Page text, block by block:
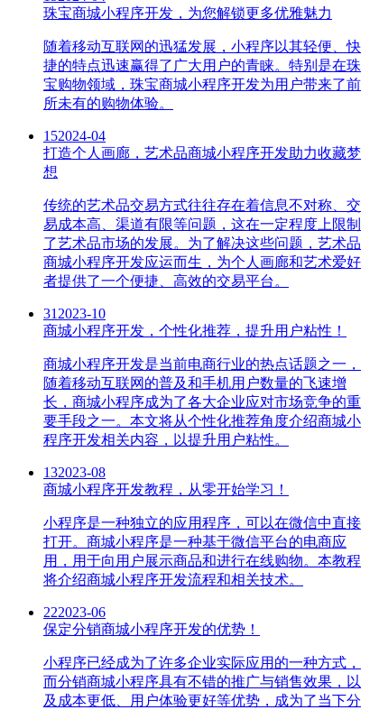
珠宝商城小程序开发，为您解锁更多优雅魅力
随着移动互联网的迅猛发展，小程序以其轻便、快
捷的特点迅速赢得了广大用户的青睐。特别是在珠
宝购物领域，珠宝商城小程序开发为用户带来了前
所未有的购物体验。
152024-04
打造个人画廊，艺术品商城小程序开发助力收藏梦
想
传统的艺术品交易方式往往存在着信息不对称、交
易成本高、渠道有限等问题，这在一定程度上限制
了艺术品市场的发展。为了解决这些问题，艺术品
商城小程序开发应运而生，为个人画廊和艺术爱好
者提供了一个便捷、高效的交易平台。
31 2023-10
商城小程序开发，个性化推荐，提升用户粘性！
商城小程序开发是当前电商行业的热点话题之一，
随着移动互联网的普及和手机用户数量的飞速增
长，商城小程序成为了各大企业应对市场竞争的重
要手段之一。本文将从个性化推荐角度介绍商城小
程序开发相关内容，以提升用户粘性。
132023-08
商城小程序开发教程，从零开始学习！
小程序是一种独立的应用程序，可以在微信中直接
打开。商城小程序是一种基于微信平台的电商应
用，用于向用户展示商品和进行在线购物。本教程
将介绍商城小程序开发流程和相关技术。
222023-06
保定分销商城小程序开发的优势！
小程序已经成为了许多企业实际应用的一种方式，
而分销商城小程序具有不错的推广与销售效果，以
及成本更低、用户体验更好等优势，成为了当下分